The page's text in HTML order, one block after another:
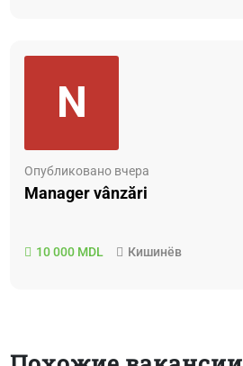
N
Опубликовано вчера
Manager vânzări
10 000 MDL Кишинёв